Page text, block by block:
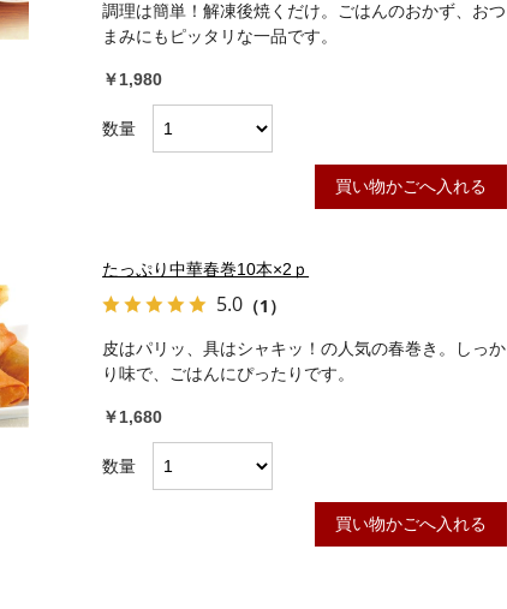
調理は簡単！解凍後焼くだけ。ごはんのおかず、おつ
まみにもピッタリな一品です。
￥1,980
数量
買い物かごへ入れる
たっぷり中華春巻10本×2ｐ
5.0 （1）
皮はパリッ、具はシャキッ！の人気の春巻き。しっか
り味で、ごはんにぴったりです。
￥1,680
数量
買い物かごへ入れる